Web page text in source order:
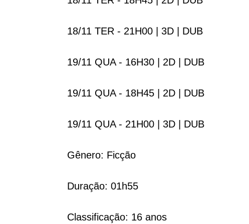
18/11 TER - 21H00 | 3D | DUB
19/11 QUA - 16H30 | 2D | DUB
19/11 QUA - 18H45 | 2D | DUB
19/11 QUA - 21H00 | 3D | DUB
Gênero: Ficção
Duração: 01h55
Classificação: 16 anos